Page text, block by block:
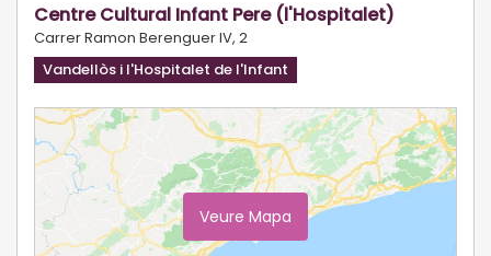
Centre Cultural Infant Pere (l'Hospitalet)
Carrer Ramon Berenguer IV, 2
Vandellòs i l'Hospitalet de l'Infant
Veure Mapa